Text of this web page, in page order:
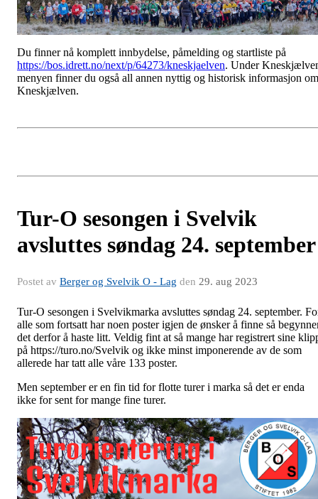
Du finner nå komplett innbydelse, påmelding og startliste på
https://bos.idrett.no/next/p/64273/kneskjaelven. Under
menyen finner du også all annen nyttig og historisk informasjon om
Kneskjælven.
Tur-O sesongen i Svelvik
avsluttes søndag 24. september
Postet av Berger og Svelvik O - Lag den 29. aug 2023
Tur-O sesongen i Svelvikmarka avsluttes søndag 24. september.
alle som fortsatt har noen poster igjen de ønsker å finne så
det derfor å haste litt. Veldig fint at så mange har registrert sine
på https://turo.no/Svelvik og ikke minst imponerende av de som
allerede har tatt alle våre 133 poster.
Men september er en fin tid for flotte turer i marka så det er enda
ikke for sent for mange fine turer.